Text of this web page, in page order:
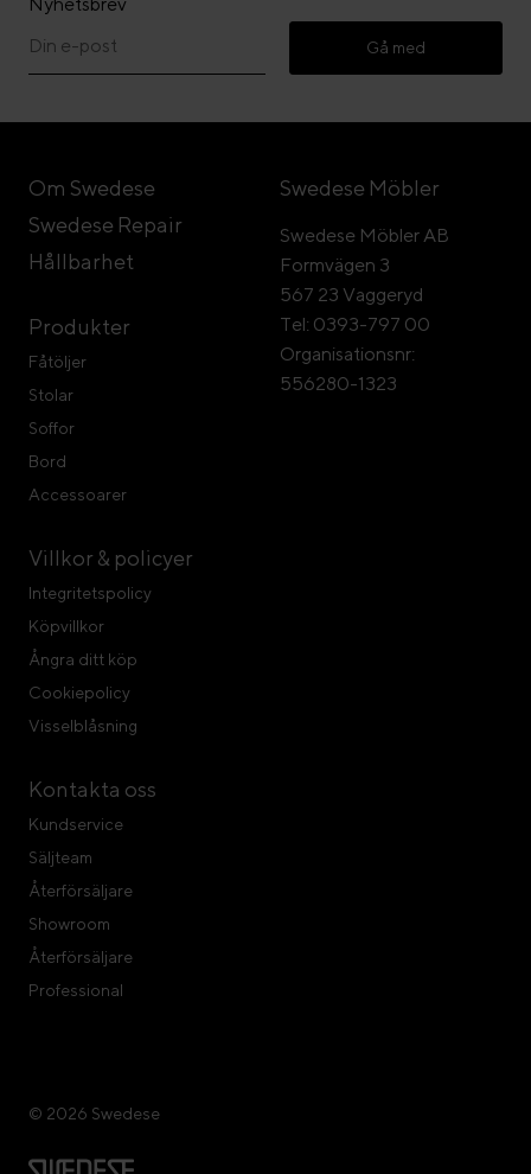
Gå med
Om Swedese
Swedese Repair
Hållbarhet
Produkter
Fåtöljer
Stolar
Soffor
Bord
Accessoarer
Villkor & policyer
Integritetspolicy
Köpvillkor
Ångra ditt köp
Cookiepolicy
Visselblåsning
Kontakta oss
Kundservice
Säljteam
Återförsäljare
Showroom
Återförsäljare
Professional
Swedese Möbler
Swedese Möbler AB
Formvägen 3
567 23 Vaggeryd
Tel: 0393-797 00
Organisationsnr:
556280-1323
© 2026 Swedese